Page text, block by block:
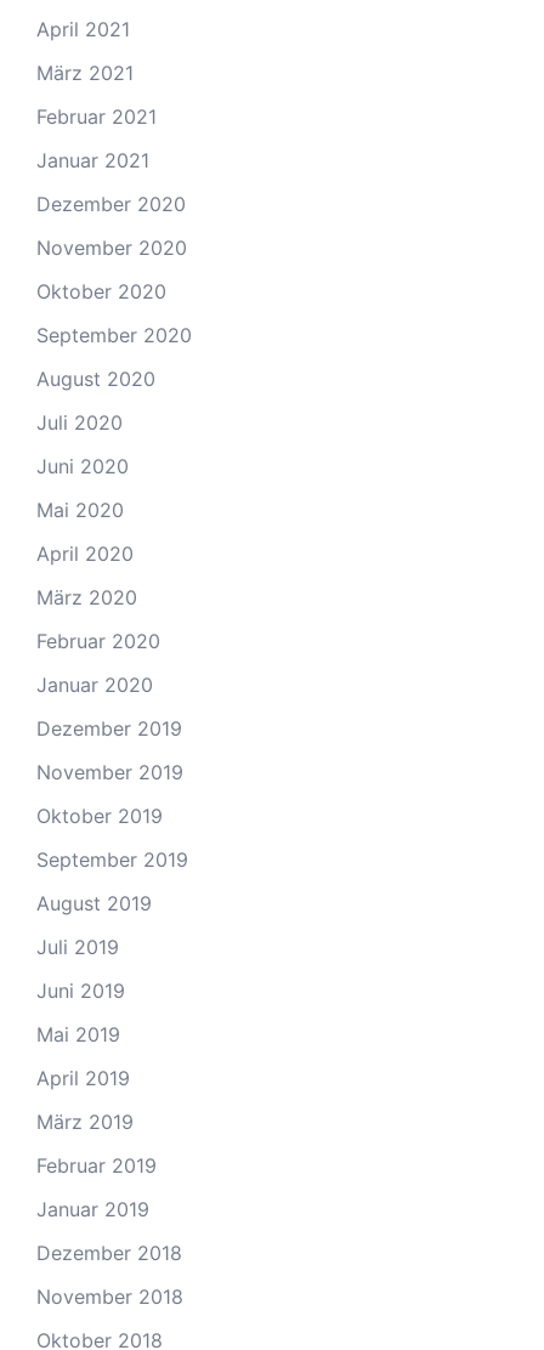
April 2021
März 2021
Februar 2021
Januar 2021
Dezember 2020
November 2020
Oktober 2020
September 2020
August 2020
Juli 2020
Juni 2020
Mai 2020
April 2020
März 2020
Februar 2020
Januar 2020
Dezember 2019
November 2019
Oktober 2019
September 2019
August 2019
Juli 2019
Juni 2019
Mai 2019
April 2019
März 2019
Februar 2019
Januar 2019
Dezember 2018
November 2018
Oktober 2018